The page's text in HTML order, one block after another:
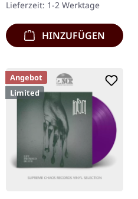
Lieferzeit: 1-2 Werktage
HINZUFÜGEN
Angebot
Limited